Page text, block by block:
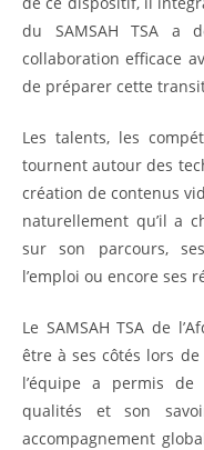
du SAMSAH TSA a
collaboration efficace
de préparer cette
Les talents, les
tournent autour des
création de contenus
naturellement qu’il a
sur son parcours,
l’emploi ou encore ses
Le SAMSAH TSA de
être à ses côtés lors
l’équipe a permis
qualités et son
accompagnement